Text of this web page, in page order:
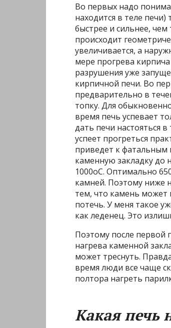
Во первых надо
находится в теле
быстрее и сильнее,
происходит
увеличивается, а
мере прогрева
разрушения уже
кирпичной печи. Во
предварительно в
топку. Для
время печь успевает
дать печи настояться
успеет прогреться
приведет к фатальным
каменную закладку до
1000оС. Оптимально
камней. Поэтому ниже
тем, что камень может
потечь. У меня такое
как леденец. Это
Поэтому после первой
нагрева каменной
может треснуть.
время люди все чаще
полтора нагреть
Какая печь